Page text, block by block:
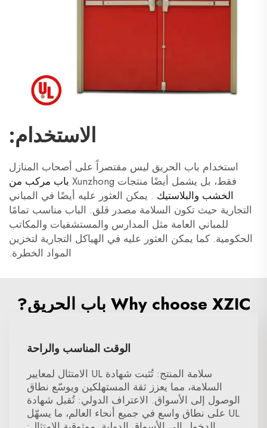
الاستخدام:
استخدام باب الحريق ليس مقتصراً على أصحاب المنازل
فقط، بل يشمل أيضًا منتجات Xunzhong
باب مركب من
الخشب والبلاستيك . يمكن العثور عليه أيضًا في المباني
التجارية حيث تكون السلامة مصدر قلق. الباب مناسب تمامًا
للمباني العامة مثل المدارس والمستشفيات والمكاتب
الحكومية. كما يمكن العثور عليه في الهياكل التجارية لتخزين
المواد الخطرة.
Why choose XZIC باب الحريق?
الوقت المناسب والراحة
سلامة المنتج: تُثبت شهادة UL الامتثال لمعايير
السلامة، مما يعزز ثقة المستهلكين ويوسّع نطاق
الوصول إلى الأسواق. الاعتراف الدولي: تُقبل شهادة
UL على نطاق واسع في جميع أنحاء العالم، ما يسهّل